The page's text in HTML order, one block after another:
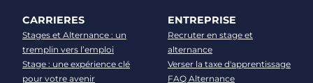
CARRIERES
Stages et Alternance : un
tremplin vers l’emploi
Stage : une expérience clé
pour votre avenir
ENTREPRISE
Recruter en stage et
alternance
Verser la taxe d'apprentissage
FAQ Alternance